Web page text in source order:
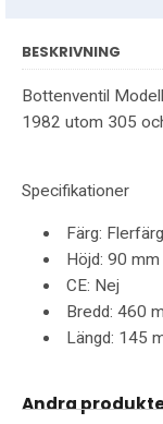
BESKRIVNING
Bottenventil
1982 utom 305
Specifikationer
Färg:
Höjd: 90 mm
CE: Nej
Bredd: 460
Längd: 145
Andra